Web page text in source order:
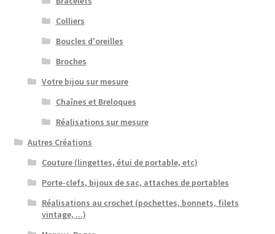
Colliers
Boucles d'oreilles
Broches
Votre bijou sur mesure
Chaînes et Breloques
Réalisations sur mesure
Autres Créations
Couture (lingettes, étui de portable, etc)
Porte-clefs, bijoux de sac, attaches de portables
Réalisations au crochet (pochettes, bonnets, filets
vintage, ...)